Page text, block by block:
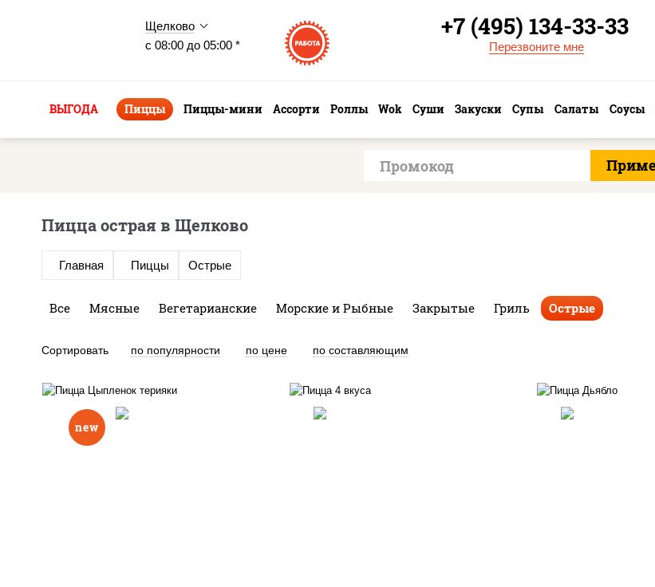
Щелково
с 08:00 до 05:00 *
+7 (495) 134-33-33
Перезвоните мне
ВЫГОДА Пиццы Пиццы-мини Ассорти Роллы Wok Суши Закуски Супы Салаты Соусы
Пицца острая в Щелково
Главная Пиццы Острые
Все Мясные Вегетарианские Морские и Рыбные Закрытые Гриль Острые
Сортировать по популярности по цене по составляющим
new
соус "спайс" (майонез соус